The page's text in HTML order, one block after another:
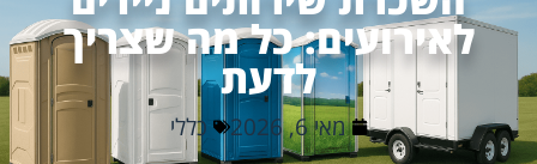
לאירועים: כל מה שצריך
לדעת
מאי 6, 2026 כללי